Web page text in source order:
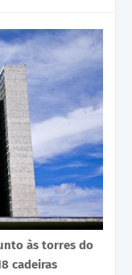
às torres do
cadeiras